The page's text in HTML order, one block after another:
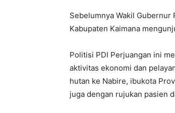
Sebelumnya Wakil Gubernur
Kabupaten Kaimana
Politisi PDI Perjuangan ini
aktivitas ekonomi dan
hutan ke Nabire, ibukota
juga dengan rujukan pasien